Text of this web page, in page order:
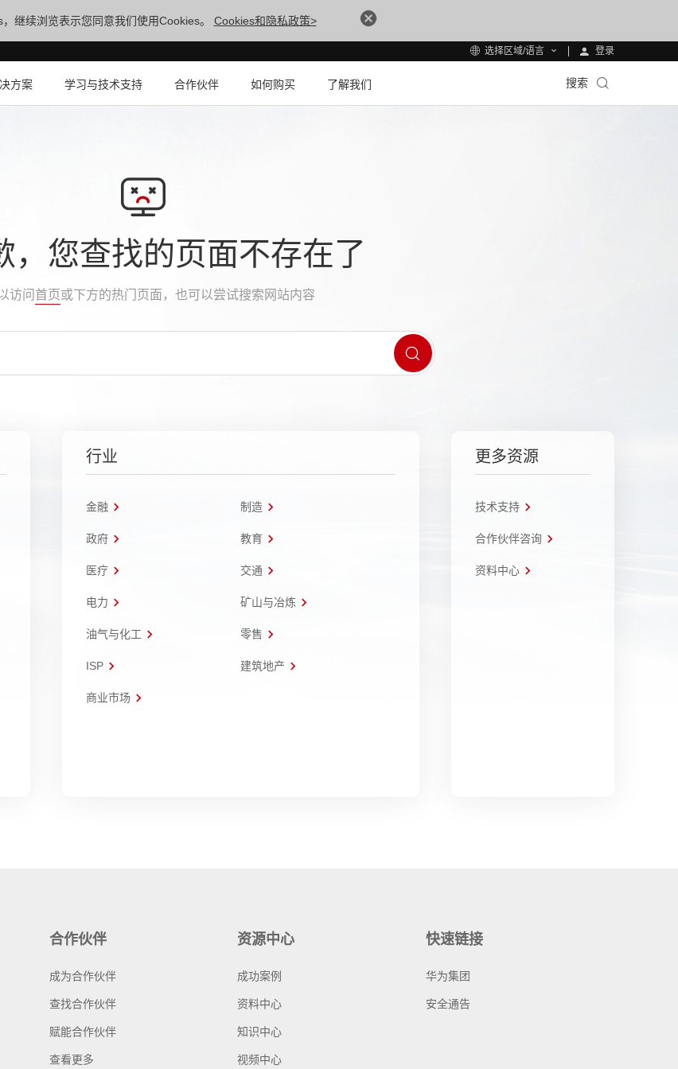
继续浏览表示您同意我们使用Cookies。 Cookies和隐私政策>
选择区域/语言 登录
方案 学习与技术支持 合作伙伴 如何购买 了解我们 搜索
，您查找的页面不存在了
访问 首页或下方的热门页面，也可以尝试搜索网站内容
行业
金融 制造
政府 教育
医疗 交通
电力 矿山与冶炼
油气与化工 零售
ISP 建筑地产
商业市场
更多资源
技术支持
合作伙伴咨询
资料中心
合作伙伴
成为合作伙伴
查找合作伙伴
赋能合作伙伴
查看更多
资源中心
成功案例
资料中心
知识中心
视频中心
快速链接
华为集团
安全通告